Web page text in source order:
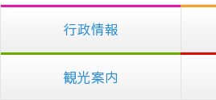
行政情報
観光案内